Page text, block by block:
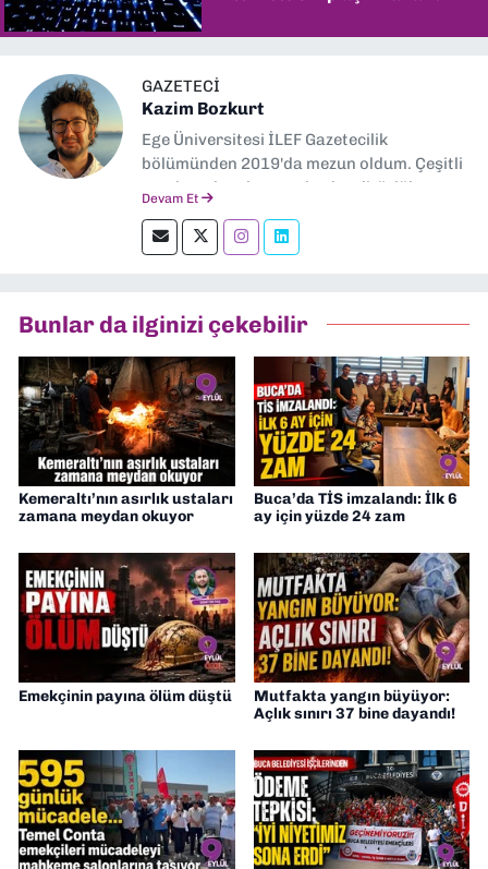
GAZETECI
Kazim Bozkurt
Ege Üniversitesi İLEF Gazetecilik
bölümünden 2019'da mezun oldum. Çeşitli
yerel ve ulusal gazetelerde editörlük,
okumayı severim.
Devam Et
Bunlar da ilginizi çekebilir
Kemeraltı’nın asırlık ustaları
zamana meydan okuyor
Buca’da TİS imzalandı: İlk 6
ay için yüzde 24 zam
Emekçinin payına ölüm düştü
Mutfakta yangın büyüyor:
Açlık sınırı 37 bine dayandı!